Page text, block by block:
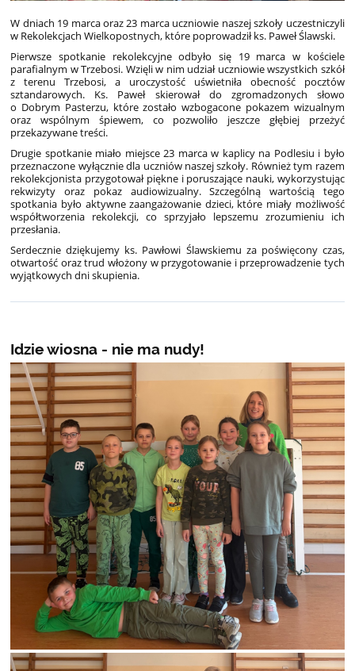
W dniach 19 marca oraz 23 marca uczniowie naszej szkoły uczestniczyli
w Rekolekcjach Wielkopostnych, które poprowadził ks. Paweł Ślawski.
Pierwsze spotkanie rekolekcyjne odbyło się 19 marca w kościele
parafialnym w Trzebosi. Wzięli w nim udział uczniowie wszystkich szkół
z terenu Trzebosi, a uroczystość uświetniła obecność pocztów
sztandarowych. Ks. Paweł skierował do zgromadzonych słowo
o Dobrym Pasterzu, które zostało wzbogacone pokazem wizualnym
oraz wspólnym śpiewem, co pozwoliło jeszcze głębiej przeżyć
przekazywane treści.
Drugie spotkanie miało miejsce 23 marca w kaplicy na Podlesiu i było
przeznaczone wyłącznie dla uczniów naszej szkoły. Również tym razem
rekolekcjonista przygotował piękne i poruszające nauki, wykorzystując
rekwizyty oraz pokaz audiowizualny. Szczególną wartością tego
spotkania było aktywne zaangażowanie dzieci, które miały możliwość
współtworzenia rekolekcji, co sprzyjało lepszemu zrozumieniu ich
przesłania.
Serdecznie dziękujemy ks. Pawłowi Ślawskiemu za poświęcony czas,
otwartość oraz trud włożony w przygotowanie i przeprowadzenie tych
wyjątkowych dni skupienia.
Idzie wiosna - nie ma nudy!